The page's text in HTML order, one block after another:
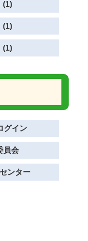
(1)
(1)
(1)
グイン
員会
ンター